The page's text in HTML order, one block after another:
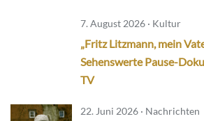
7. August 2026 · Kultur
„Fritz Litzmann, mein
Sehenswerte Pause-
TV
22. Juni 2026 · Nachrichten